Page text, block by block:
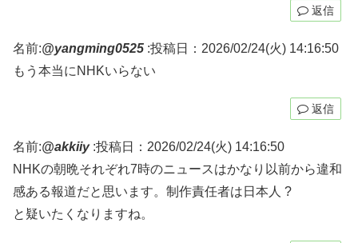
返信
名前:@yangming0525 :投稿日：2026/02/24(火) 14:16:50
もう本当にNHKいらない
返信
名前:@akkiiy:投稿日：2026/02/24(火) 14:16:50
NHKの朝晩それぞれ7時のニュースはかなり以前から違和
感ある報道だと思います。制作責任者は日本人 ?
と疑いたくなりますね。